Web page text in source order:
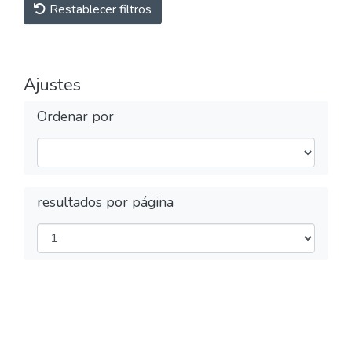
Restablecer filtros
Ajustes
Ordenar por
resultados por página